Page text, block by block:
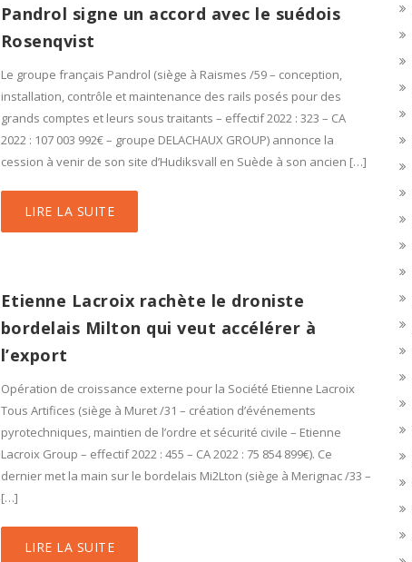
Pandrol signe un accord avec le suédois
Rosenqvist
Le groupe français Pandrol (siège à Raismes /59 – conception,
installation, contrôle et maintenance des rails posés pour des
grands comptes et leurs sous traitants – effectif 2022 : 323 – CA
2022 : 107 003 992€ – groupe DELACHAUX GROUP) annonce la
cession à venir de son site d’Hudiksvall en Suède à son ancien […]
LIRE LA SUITE
Etienne Lacroix rachète le droniste
bordelais Milton qui veut accélérer à
l’export
Opération de croissance externe pour la Société Etienne Lacroix
Tous Artifices (siège à Muret /31 – création d’événements
pyrotechniques, maintien de l’ordre et sécurité civile – Etienne
Lacroix Group – effectif 2022 : 455 – CA 2022 : 75 854 899€). Ce
dernier met la main sur le bordelais Mi2Lton (siège à Merignac /33 –
[…]
LIRE LA SUITE